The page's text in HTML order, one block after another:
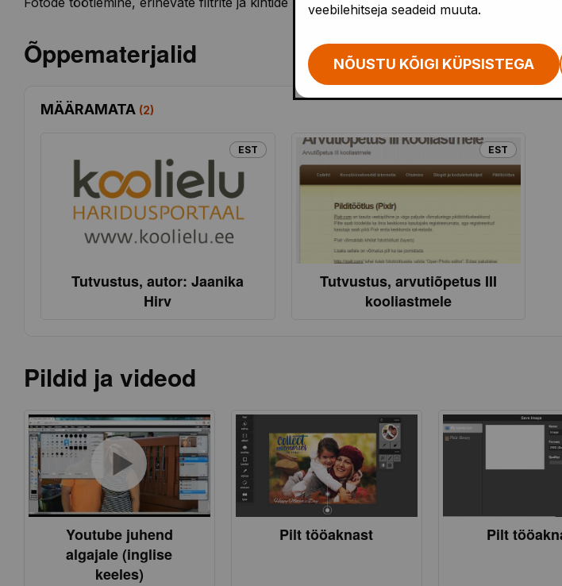
Õppematerjalid
MÄÄRAMATA (2)
EST
Tutvustus, autor: Jaanika
Hirv
EST
Tutvustus, arvutiõpetus III
kooliastmele
Pildid ja videod
Youtube juhend
algajale (inglise
keeles)
Pilt tööaknast Pilt
veebilehitseja seadeid muuta.
NÕUSTU KÕIGI KÜPSISTEGA